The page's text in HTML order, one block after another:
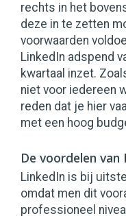
rechts in het
deze in te zetten
voorwaarden
LinkedIn adspend
kwartaal inzet.
niet voor iedereen
reden dat je hier
met een hoog
De voordelen
LinkedIn is bij
omdat men dit
professioneel